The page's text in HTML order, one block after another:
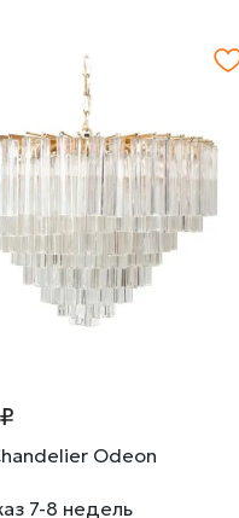
Odeon
7-8 недель